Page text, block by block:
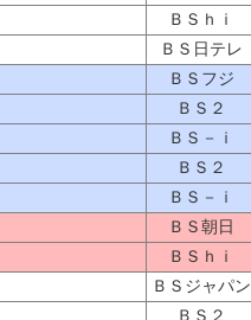
ＢＳｈｉ
ＢＳ日テレ
ＢＳフジ
ＢＳ２
ＢＳ－ｉ
ＢＳ２
ＢＳ－ｉ
ＢＳ朝日
ＢＳｈｉ
ＢＳジャパン
ＢＳ２